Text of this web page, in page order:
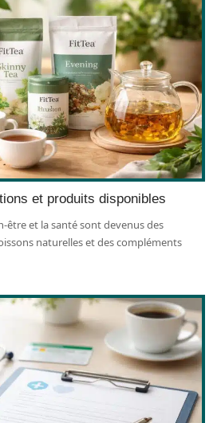
et produits disponibles
être et la santé sont devenus des
naturelles et des compléments